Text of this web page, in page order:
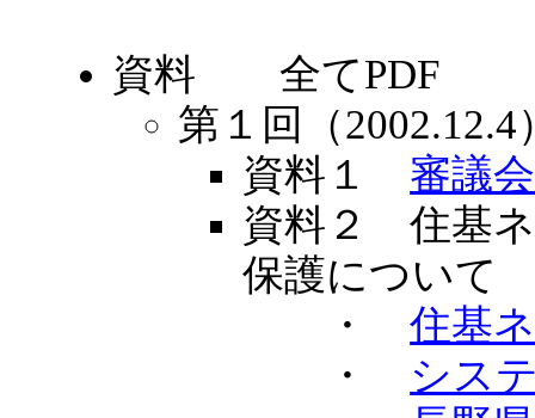
資料 全てPDF
第１回（2002.12.4
資料１ 審議
資料２ 住基ネ
保護について
・住基
・ シス